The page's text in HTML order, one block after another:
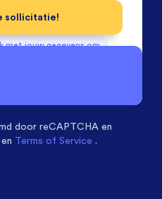
met jouw gegevens om
sollicitatie!
door reCAPTCHA en
en Terms of Service .